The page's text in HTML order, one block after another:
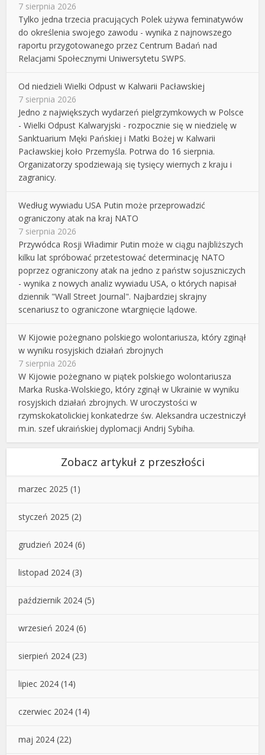
7 sierpnia 2026
Tylko jedna trzecia pracujących Polek używa feminatywów
do określenia swojego zawodu - wynika z najnowszego
raportu przygotowanego przez Centrum Badań nad
Relacjami Społecznymi Uniwersytetu SWPS.
Od niedzieli Wielki Odpust w Kalwarii Pacławskiej
7 sierpnia 2026
Jedno z największych wydarzeń pielgrzymkowych w Polsce
- Wielki Odpust Kalwaryjski - rozpocznie się w niedzielę w
Sanktuarium Męki Pańskiej i Matki Bożej w Kalwarii
Pacławskiej koło Przemyśla. Potrwa do 16 sierpnia.
Organizatorzy spodziewają się tysięcy wiernych z kraju i
zagranicy.
Według wywiadu USA Putin może przeprowadzić
ograniczony atak na kraj NATO
7 sierpnia 2026
Przywódca Rosji Władimir Putin może w ciągu najbliższych
kilku lat spróbować przetestować determinację NATO
poprzez ograniczony atak na jedno z państw sojuszniczych
- wynika z nowych analiz wywiadu USA, o których napisał
dziennik "Wall Street Journal". Najbardziej skrajny
scenariusz to ograniczone wtargnięcie lądowe.
W Kijowie pożegnano polskiego wolontariusza, który zginął
w wyniku rosyjskich działań zbrojnych
7 sierpnia 2026
W Kijowie pożegnano w piątek polskiego wolontariusza
Marka Ruska-Wolskiego, który zginął w Ukrainie w wyniku
rosyjskich działań zbrojnych. W uroczystości w
rzymskokatolickiej konkatedrze św. Aleksandra uczestniczył
m.in. szef ukraińskiej dyplomacji Andrij Sybiha.
Zobacz artykuł z przeszłości
marzec 2025 (1)
styczeń 2025 (2)
grudzień 2024 (6)
listopad 2024 (3)
październik 2024 (5)
wrzesień 2024 (6)
sierpień 2024 (23)
lipiec 2024 (14)
czerwiec 2024 (14)
maj 2024 (22)